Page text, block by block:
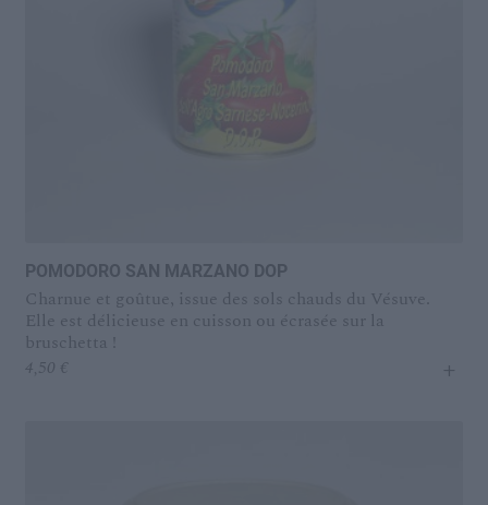
POMODORO SAN MARZANO DOP
Charnue et goûtue, issue des sols chauds du Vésuve.
Elle est délicieuse en cuisson ou écrasée sur la
bruschetta !
4,50 € +